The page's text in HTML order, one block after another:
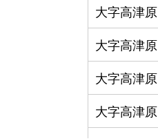
大字高津原
大字高津原
大字高津原
大字高津原